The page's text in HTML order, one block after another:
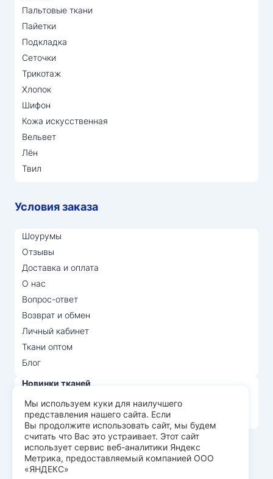
Пальтовые ткани
Пайетки
Подкладка
Сеточки
Трикотаж
Хлопок
Шифон
Кожа искусственная
Вельвет
Лён
Твил
Условия заказа
Шоурумы
Отзывы
Доставка и оплата
О нас
Вопрос-ответ
Возврат и обмен
Личный кабинет
Ткани оптом
Блог
Новинки тканей
Распродажа тканей
Лидеры продаж
© Арт Текс — продажа тканей оптом, 2026
Пользовательское соглашение
Мы используем куки для наилучшего
представления нашего сайта. Если
Вы продолжите использовать сайт, мы будем
считать что Вас это устраивает. Этот сайт
использует сервис веб-аналитики Яндекс
Метрика, предоставляемый компанией ООО
«ЯНДЕКС»